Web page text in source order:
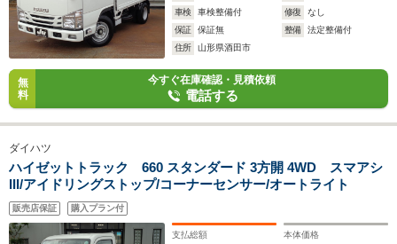
車検
車検整備付 修復
なし
保証
保証無 整備
法定整備付
住所
山形県酒田市
無
料
今すぐ在庫確認・見積依頼
電話する
ダイハツ
ハイゼットトラック 660 スタンダード 3方開 4WD スマアシ
III/アイドリングストップ/コーナーセンサー/オートライト
販売店保証 購入プラン付
支払総額 本体価格